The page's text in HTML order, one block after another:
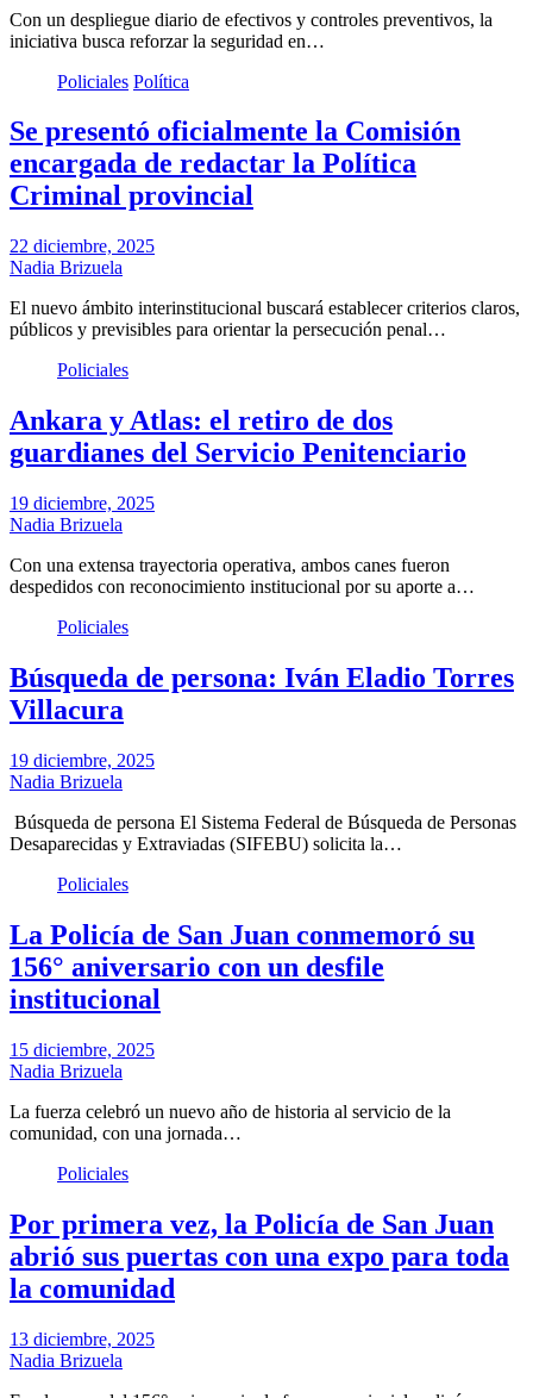
Con un despliegue diario de efectivos y controles preventivos, la
iniciativa busca reforzar la seguridad en…
Policiales Política
Se presentó oficialmente la Comisión
encargada de redactar la Política
Criminal provincial
22 diciembre, 2025
Nadia Brizuela
El nuevo ámbito interinstitucional buscará establecer criterios claros,
públicos y previsibles para orientar la persecución penal…
Policiales
Ankara y Atlas: el retiro de dos
guardianes del Servicio Penitenciario
19 diciembre, 2025
Nadia Brizuela
Con una extensa trayectoria operativa, ambos canes fueron
despedidos con reconocimiento institucional por su aporte a…
Policiales
Búsqueda de persona: Iván Eladio Torres
Villacura
19 diciembre, 2025
Nadia Brizuela
Búsqueda de persona El Sistema Federal de Búsqueda de Personas
Desaparecidas y Extraviadas (SIFEBU) solicita la…
Policiales
La Policía de San Juan conmemoró su
156° aniversario con un desfile
institucional
15 diciembre, 2025
Nadia Brizuela
La fuerza celebró un nuevo año de historia al servicio de la
comunidad, con una jornada…
Policiales
Por primera vez, la Policía de San Juan
abrió sus puertas con una expo para toda
la comunidad
13 diciembre, 2025
Nadia Brizuela